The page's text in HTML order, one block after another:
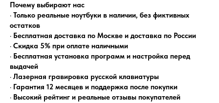
Почему выбирают нас
• Только реальные ноутбуки в наличии, без фиктивных
остатков
• Бесплатная доставка по Москве и доставка по России
• Скидка 5% при оплате наличными
• Бесплатная установка программ и настройка перед
выдачей
• Лазерная гравировка русской клавиатуры
• Гарантия 12 месяцев и поддержка после покупки
• Высокий рейтинг и реальные отзывы покупателей